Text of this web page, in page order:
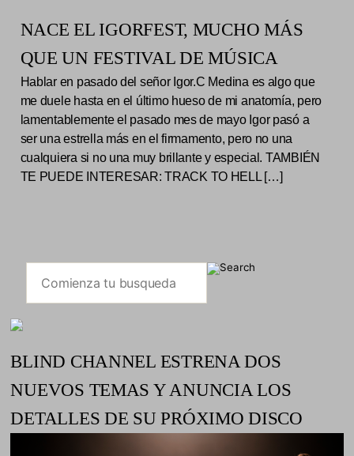
NACE EL IGORFEST, MUCHO MÁS
QUE UN FESTIVAL DE MÚSICA
Hablar en pasado del señor Igor.C Medina es algo que
me duele hasta en el último hueso de mi anatomía, pero
lamentablemente el pasado mes de mayo Igor pasó a
ser una estrella más en el firmamento, pero no una
cualquiera si no una muy brillante y especial. TAMBIÉN
TE PUEDE INTERESAR: TRACK TO HELL […]
BLIND CHANNEL ESTRENA DOS
NUEVOS TEMAS Y ANUNCIA LOS
DETALLES DE SU PRÓXIMO DISCO